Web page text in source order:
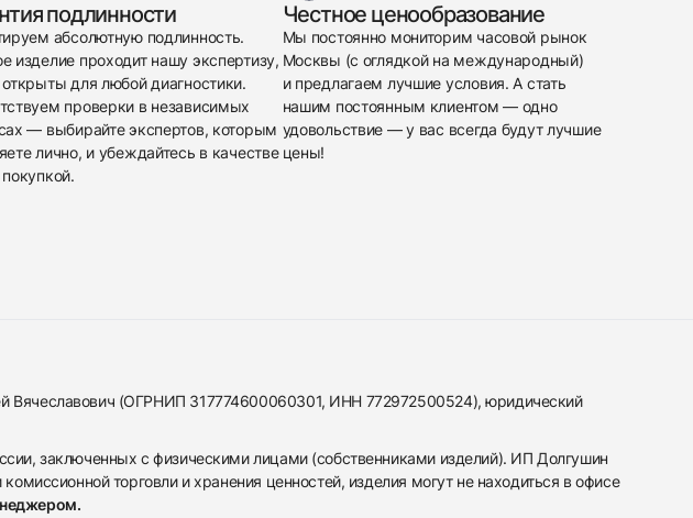
подлинности
абсолютную подлинность.
изделие проходит нашу экспертизу,
для любой диагностики.
проверки в независимых
— выбирайте экспертов, которым
лично, и убеждайтесь в качестве
Честное ценообразование
Мы постоянно мониторим часовой рынок
Москвы (с оглядкой на международный)
и предлагаем лучшие условия. А стать
нашим постоянным клиентом — одно
удовольствие — у вас всегда будут лучшие
цены!
Вячеславович (ОГРНИП 317774600060301, ИНН 772972500524), юридический
заключенных с физическими лицами (собственниками изделий). ИП Долгушин
торговли и хранения ценностей, изделия могут не находиться в офисе